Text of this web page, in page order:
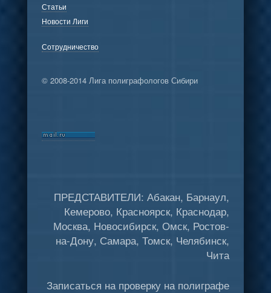
Статьи
Новости Лиги
Сотрудничество
© 2008-2014 Лига полиграфологов Сибири
ПРЕДСТАВИТЕЛИ: Абакан, Барнаул,
Кемерово, Красноярск, Краснодар,
Москва, Новосибирск, Омск, Ростов-
на-Дону, Самара, Томск, Челябинск,
Чита
Записаться на проверку на полиграфе